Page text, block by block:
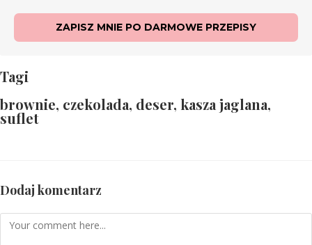
ZAPISZ MNIE PO DARMOWE PRZEPISY
Tagi
brownie, czekolada, deser, kasza jaglana,
suflet
Dodaj komentarz